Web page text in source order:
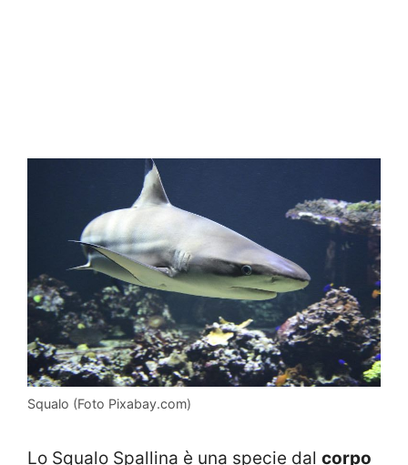
Squalo (Foto Pixabay.com)
Lo Squalo Spallina è una specie dal corpo